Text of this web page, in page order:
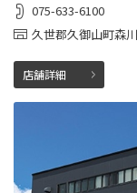
075-633-6100
久世郡久御山町森
店舗詳細